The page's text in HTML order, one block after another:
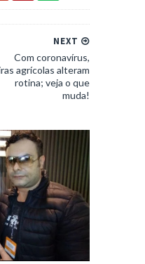
NEXT
Com coronavírus,
agrícolas alteram
rotina; veja o que
muda!